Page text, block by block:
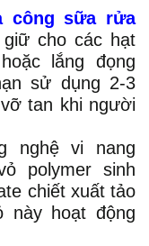
công sữa rửa
cho các hạt
lắng đọng
sử dụng 2-3
tan khi người
nghệ vi nang
polymer sinh
chiết xuất tảo
này hoạt động